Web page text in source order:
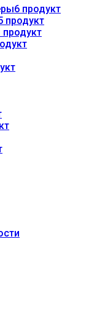
6 продукт
продукт
продукт